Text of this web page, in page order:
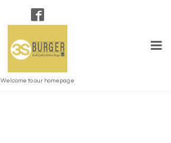
Welcome to our homepage